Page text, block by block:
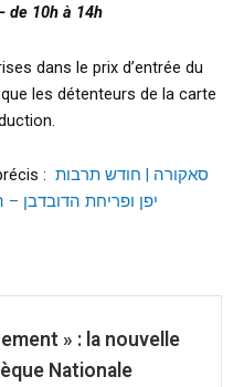
de 10h à 14h
dans le prix d’entrée du
les détenteurs de la carte
: סאקורה | חודש תרבות
יפן ופריחת הדובדבן –
» : la nouvelle
Nationale